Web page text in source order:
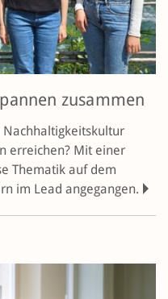
zusammen
Nach­haltig­keitskultur
erreichen? Mit einer
Thematik auf dem
im Lead angegangen.